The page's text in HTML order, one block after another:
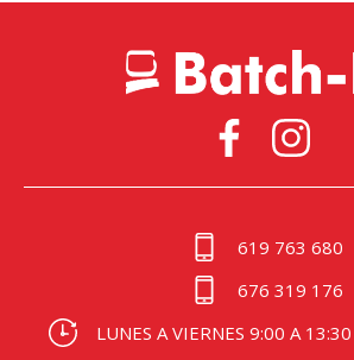
619 763 680
676 319 176
LUNES A VIERNES 9:00 A